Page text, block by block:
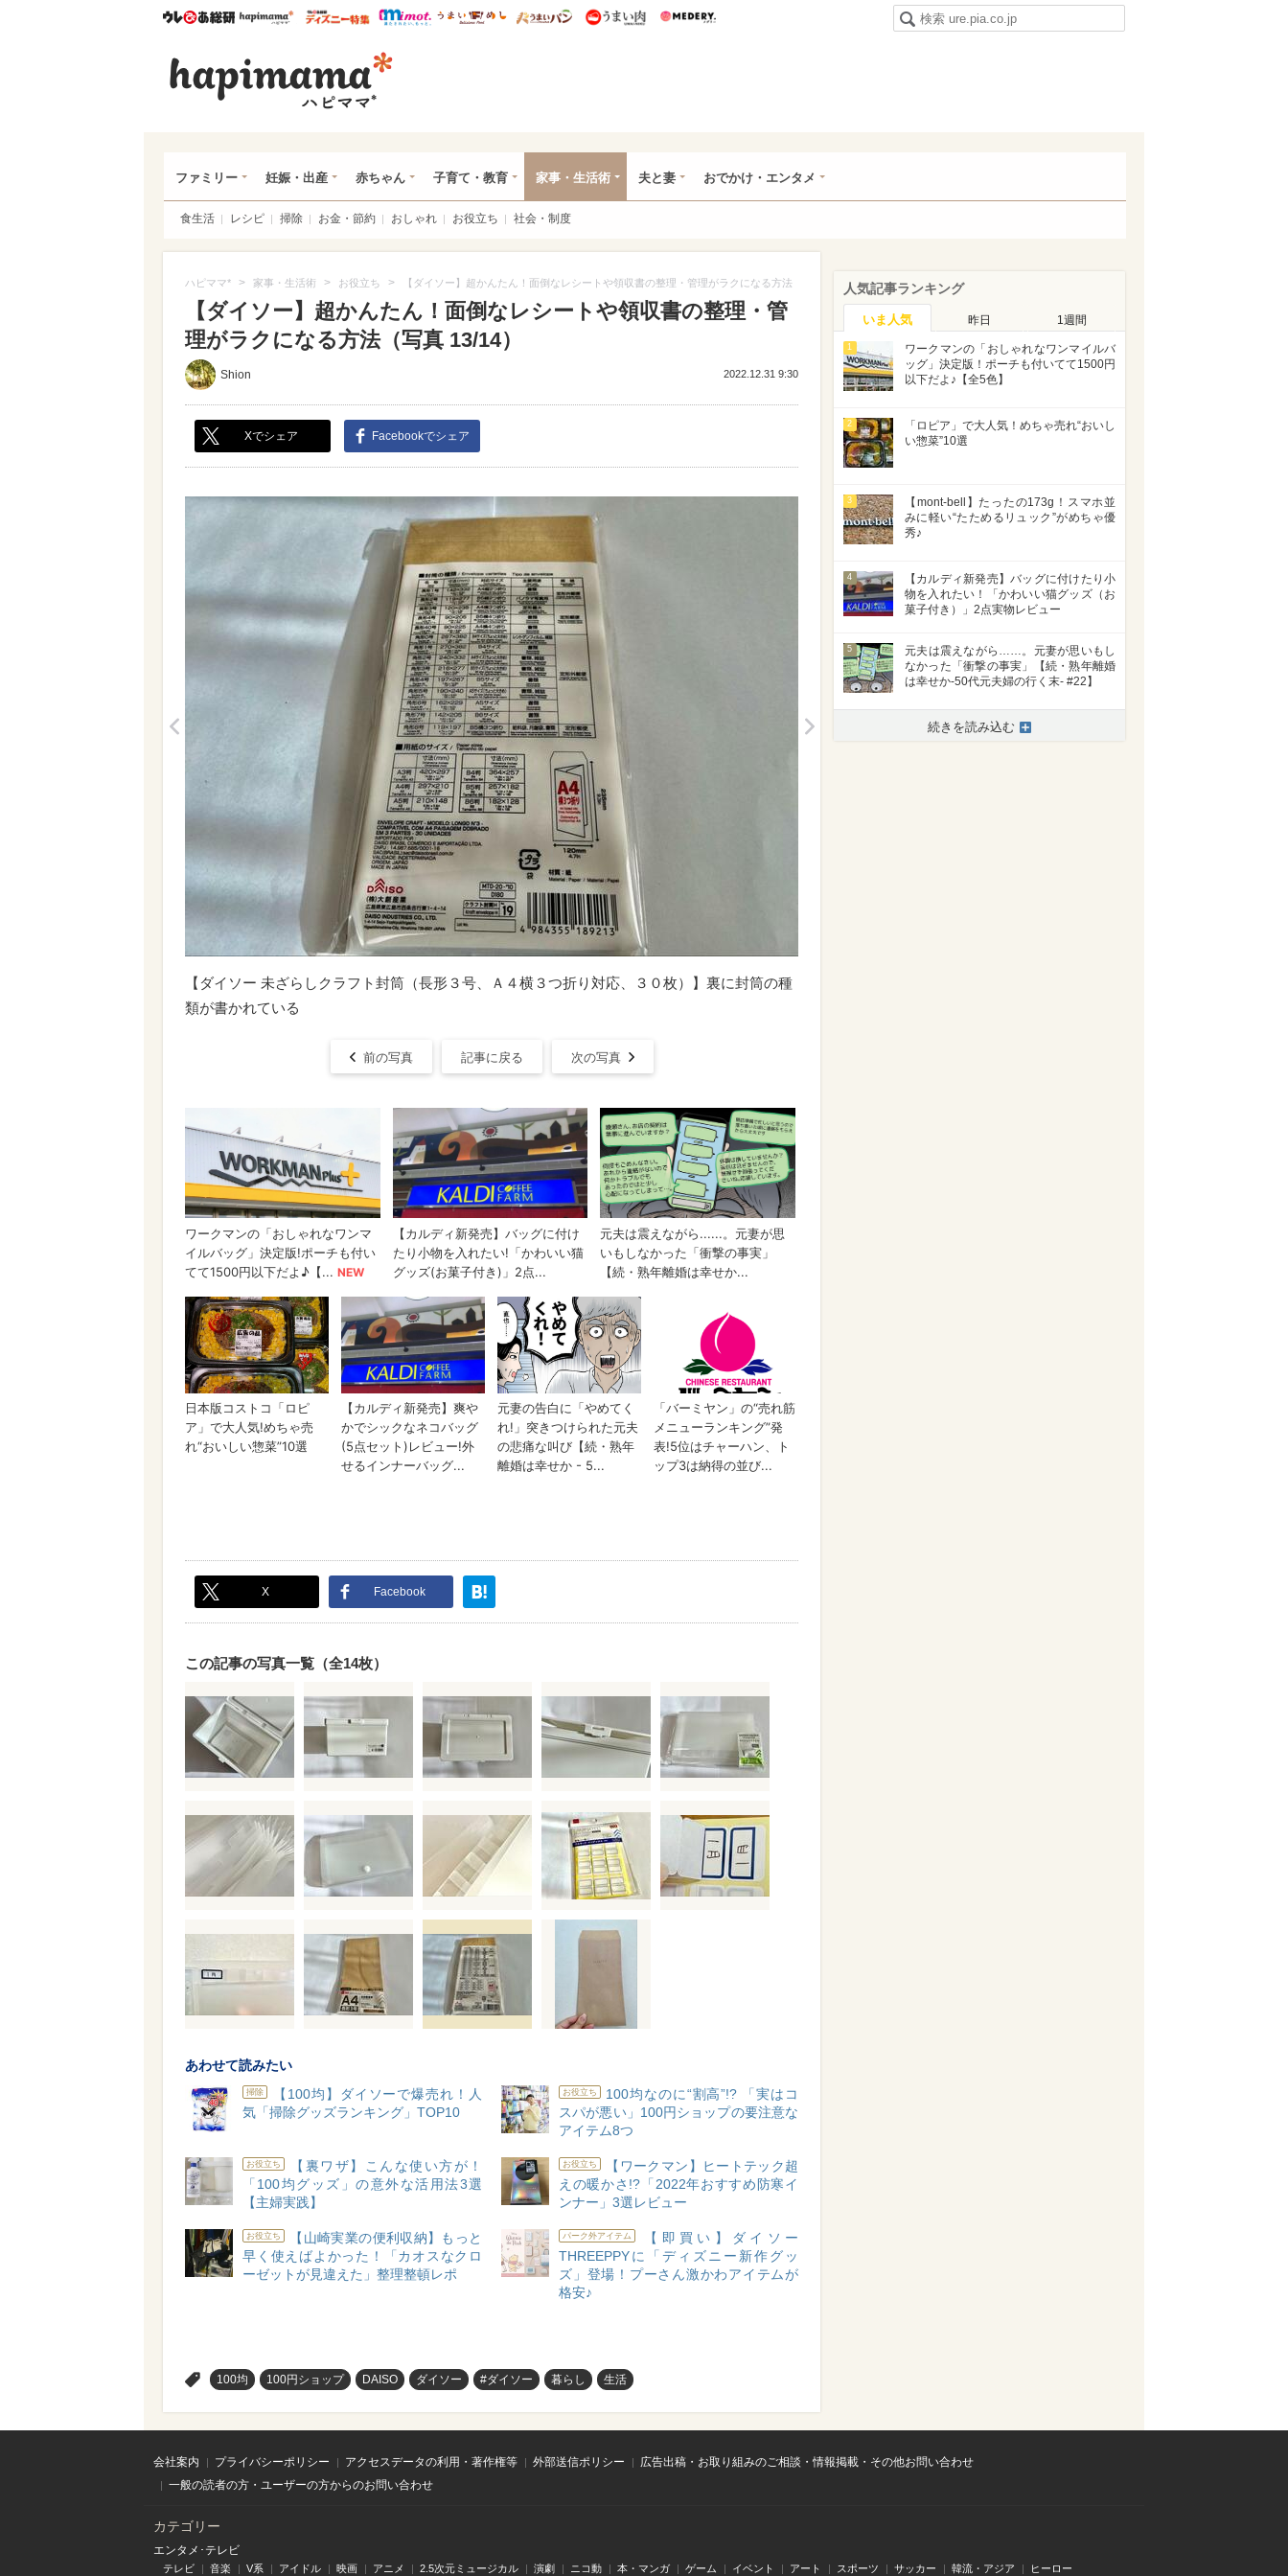
ウレぴあ総研ハピママ* ウレぴあ総研 ディズニー特集
mimot. うまいめし うまいパン うまい肉
ファミリー 妊娠・出産 赤ちゃん 子育て・教育 家事・生活術 夫と妻 おでかけ・エンタメ
食生活 レシピ 掃除 お金・節約 おしゃれ お役立ち 社会・制度
ハピママ* > 家事・生活術 > お役立ち > 【ダイソー】超かんたん！面倒なレシートや領収書の整理・管理がラクになる方法
【ダイソー】超かんたん！面倒なレシートや領収書の整理・管
理がラクになる方法（写真 13/14）
Shion 2022.12.31 9:30
Xでシェア Facebookでシェア
【ダイソー 未ざらしクラフト封筒（長形３号、Ａ４横３つ折り対応、３０枚）】裏に封筒の種
類が書かれている
前の写真 記事に戻る 次の写真
X Facebook
この記事の写真一覧（全14枚）
あわせて読みたい
掃除
【100均】ダイソーで爆売れ！人
気「掃除グッズランキング」TOP10
お役立ち
100均なのに“割高”!? 「実はコ
スパが悪い」100円ショップの要注意な
アイテム8つ
お役立ち
【裏ワザ】こんな使い方が！
「100均グッズ」の意外な活用法3選
【主婦実践】
お役立ち
【ワークマン】ヒートテック超
えの暖かさ!?「2022年おすすめ防寒イ
ンナー」3選レビュー
お役立ち
【山崎実業の便利収納】もっと
早く使えばよかった！「カオスなクロ
ーゼットが見違えた」整理整頓レポ
パーク外アイテム
【即買い】ダイソー
THREEPPYに「ディズニー新作グッ
ズ」登場！プーさん激かわアイテムが
格安♪
100均 100円ショップ DAISO ダイソー #ダイソー 暮らし 生活
人気記事ランキング
いま人気 昨日 1週間
1
ワークマンの「おしゃれなワンマイルバ
ッグ」決定版！ポーチも付いてて1500円
以下だよ♪【全5色】
2
「ロピア」で大人気！めちゃ売れ“おいし
い惣菜”10選
3
【mont-bell】たったの173g！スマホ並
みに軽い“たためるリュック”がめちゃ優
秀♪
4
【カルディ新発売】バッグに付けたり小
物を入れたい！「かわいい猫グッズ（お
菓子付き）」2点実物レビュー
5
元夫は震えながら……。元妻が思いもし
なかった「衝撃の事実」【続・熟年離婚
は幸せか-50代元夫婦の行く末- #22】
続きを読み込む
会社案内 プライバシーポリシー アクセスデータの利用・著作権等 外部送信ポリシー
広告出稿・お取り組みのご相談・情報掲載・その他お問い合わせ
一般の読者の方・ユーザーの方からのお問い合わせ
カテゴリー
エンタメ･テレビ
テレビ 音楽 V系 アイドル 映画 アニメ 2.5次元ミュージカル 演劇 ニコ動 本・マンガ ゲーム イベント アート スポーツ サッカー 韓流・アジア ヒーロー